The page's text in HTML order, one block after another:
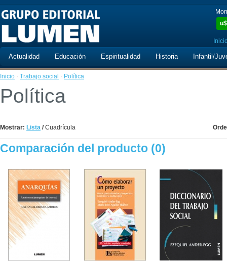
u$
Actualidad Educación Espiritualidad Historia Infantil/
Inicio · Trabajo social · Política
Política
Mostrar: Lista /Cuadrícula
Comparación del producto (0)